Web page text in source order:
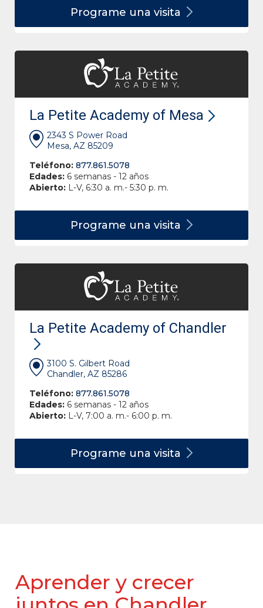
Programe una visita
La Petite Academy of Mesa
2343 S Power Road
Mesa, AZ 85209
Teléfono: 877.861.5078
Edades: 6 semanas - 12 años
Abierto: L-V, 6:30 a. m.- 5:30 p. m.
Programe una visita
La Petite Academy of Chandler
3100 S. Gilbert Road
Chandler, AZ 85286
Teléfono: 877.861.5078
Edades: 6 semanas - 12 años
Abierto: L-V, 7:00 a. m.- 6:00 p. m.
Programe una visita
Aprender y crecer